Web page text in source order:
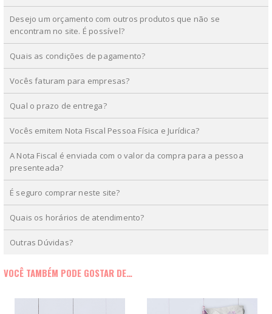
Desejo um orçamento com outros produtos que não se
encontram no site. É possível?
Quais as condições de pagamento?
Vocês faturam para empresas?
Qual o prazo de entrega?
Vocês emitem Nota Fiscal Pessoa Física e Jurídica?
A Nota Fiscal é enviada com o valor da compra para a pessoa
presenteada?
É seguro comprar neste site?
Quais os horários de atendimento?
Outras Dúvidas?
VOCÊ TAMBÉM PODE GOSTAR DE…